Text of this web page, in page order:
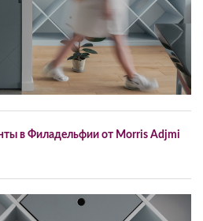
в Филадельфии от Morris Adjmi